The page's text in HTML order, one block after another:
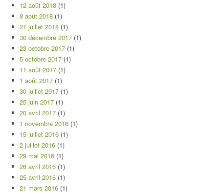
12 août 2018 (1)
8 août 2018 (1)
21 juillet 2018 (1)
30 décembre 2017 (1)
23 octobre 2017 (1)
5 octobre 2017 (1)
11 août 2017 (1)
1 août 2017 (1)
30 juillet 2017 (1)
25 juin 2017 (1)
20 avril 2017 (1)
1 novembre 2016 (1)
15 juillet 2016 (1)
2 juillet 2016 (1)
29 mai 2016 (1)
26 avril 2016 (1)
25 avril 2016 (1)
21 mars 2016 (1)